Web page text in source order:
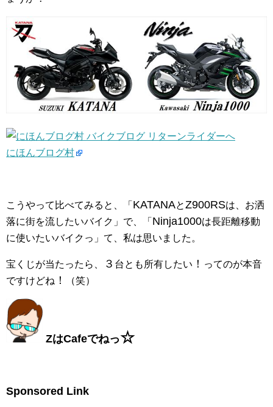
にほんブログ村
こうやって比べてみると、「 KATANAとZ900RSは、お洒
落に街を流したいバイク」で、「 Ninja1000は長距離移動
に使いたいバイクっ」て、私は思いました。
宝くじが当たったら、 ３ 台とも所有したい ！ ってのが本音
ですけどね ！ （笑）
ZはCafeでねっ☆
Sponsored Link